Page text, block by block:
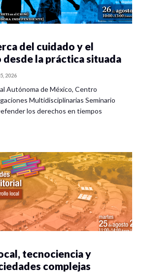
del cuidado y el
la práctica situada
2026
Autónoma de México, Centro
Multidisciplinarias Seminario
los derechos en tiempos
tecnociencia y
complejas